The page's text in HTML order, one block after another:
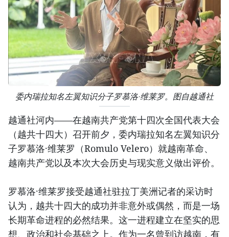
委内瑞拉知名左翼知识分子罗慕洛·维莱罗。图自越通社
越通社河内——在越南共产党第十四次全国代表大会
（越共十四大）召开前夕，委内瑞拉知名左翼知识分
子罗慕洛·维莱罗（Romulo Velero）就越南革命、
越南共产党以及本次大会历史与现实意义做出评价。
罗慕洛·维莱罗接受越通社驻拉丁美洲记者的采访时
认为，越共十四大的成功并非意外或偶然，而是一场
长期革命进程的必然结果。这一进程建立在坚实的思
想、政治和社会基础之上。作为一名曾到访越南，有